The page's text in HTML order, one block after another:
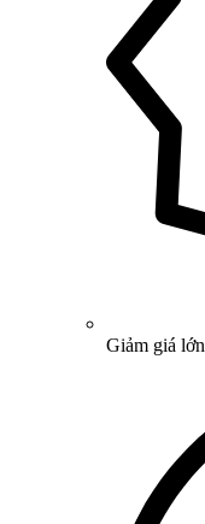
Giảm giá lớn